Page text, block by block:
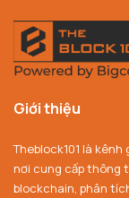
Giới thiệu
Theblock101 là
nơi cung cấp thông
blockchain, phân